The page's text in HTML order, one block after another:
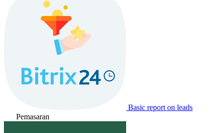
Basic report on leads
Pemasaran